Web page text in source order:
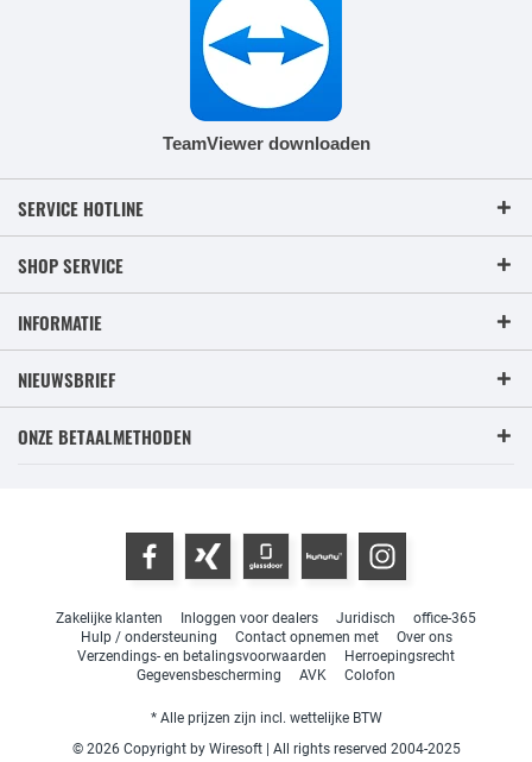
TeamViewer downloaden
SERVICE HOTLINE
SHOP SERVICE
INFORMATIE
NIEUWSBRIEF
ONZE BETAALMETHODEN
Zakelijke klanten Inloggen voor dealers Juridisch
office-365
Hulp / ondersteuning
Contact opnemen met
Over ons
Verzendings- en betalingsvoorwaarden
Herroepingsrecht
Gegevensbescherming
AVK Colofon
* Alle prijzen zijn incl. wettelijke BTW
© 2026 Copyright by Wiresoft | All rights reserved 2004-2025